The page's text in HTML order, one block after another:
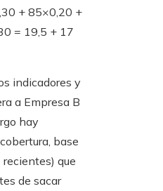
+ 85×0,20 +
= 19,5 + 17
indicadores y
a Empresa B
hay
base
que
de sacar